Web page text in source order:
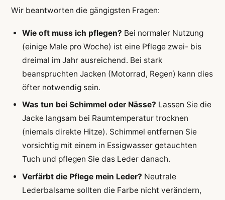
Wir beantworten die gängigsten Fragen:
Wie oft muss ich pflegen? Bei normaler Nutzung
(einige Male pro Woche) ist eine Pflege zwei- bis
dreimal im Jahr ausreichend. Bei stark
beanspruchten Jacken (Motorrad, Regen) kann dies
öfter notwendig sein.
Was tun bei Schimmel oder Nässe? Lassen Sie die
Jacke langsam bei Raumtemperatur trocknen
(niemals direkte Hitze). Schimmel entfernen Sie
vorsichtig mit einem in Essigwasser getauchten
Tuch und pflegen Sie das Leder danach.
Verfärbt die Pflege mein Leder? Neutrale
Lederbalsame sollten die Farbe nicht verändern,